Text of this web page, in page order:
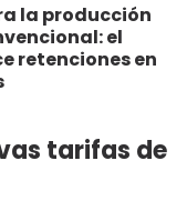
la producción
el
retenciones en
tarifas de